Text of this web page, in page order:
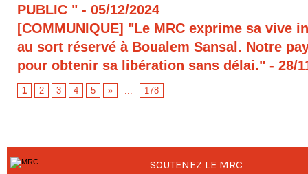
PUBLIC " - 05/12/2024
[COMMUNIQUE] "Le MRC exprime sa vive
au sort réservé à Boualem Sansal. Notre
pour obtenir sa libération sans délai." - 28/
1 2 3 4 5 » ... 178
SOUTENEZ LE MRC